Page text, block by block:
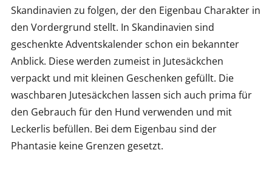
Skandinavien zu folgen, der den Eigenbau Charakter in
den Vordergrund stellt. In Skandinavien sind
geschenkte Adventskalender schon ein bekannter
Anblick. Diese werden zumeist in Jutesäckchen
verpackt und mit kleinen Geschenken gefüllt. Die
waschbaren Jutesäckchen lassen sich auch prima für
den Gebrauch für den Hund verwenden und mit
Leckerlis befüllen. Bei dem Eigenbau sind der
Phantasie keine Grenzen gesetzt.